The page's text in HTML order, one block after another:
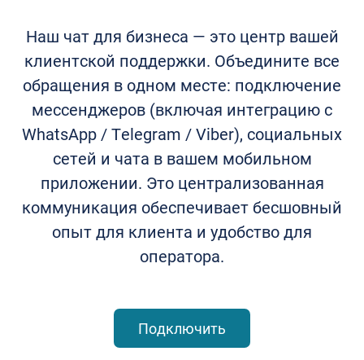
Наш чат для бизнеса — это центр вашей
клиентской поддержки. Объедините все
обращения в одном месте: подключение
мессенджеров (включая интеграцию с
WhatsApp / Telegram / Viber), социальных
сетей и чата в вашем мобильном
приложении. Это централизованная
коммуникация обеспечивает бесшовный
опыт для клиента и удобство для
оператора.
Подключить